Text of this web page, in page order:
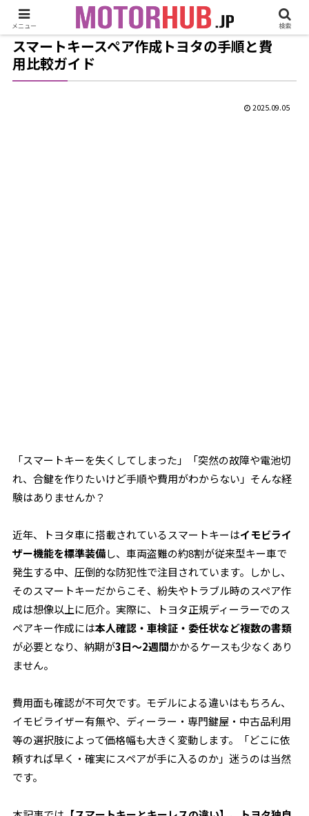
スマートキースペア作成トヨタの手順と費
用比較ガイド
2025.09.05
「スマートキーを失くしてしまった」「突然の故障や電池切
れ、合鍵を作りたいけど手順や費用がわからない」――そんな経
験はありませんか？
近年、トヨタ車に搭載されているスマートキーはイモビライ
ザー機能を標準装備し、車両盗難の約8割が従来型キー車で
発生する中、圧倒的な防犯性で注目されています。しかし、
そのスマートキーだからこそ、紛失やトラブル時のスペア作
成は想像以上に厄介。実際に、トヨタ正規ディーラーでのス
ペアキー作成には本人確認・車検証・委任状など複数の書類
が必要となり、納期が3日〜2週間かかるケースも少なくあり
ません。
費用面も確認が不可欠です。モデルによる違いはもちろん、
イモビライザー有無や、ディーラー・専門鍵屋・中古品利用
等の選択肢によって価格幅も大きく変動します。「どこに依
頼すれば早く・確実にスペアが手に入るのか」迷うのは当然
です。
メニュー 検索